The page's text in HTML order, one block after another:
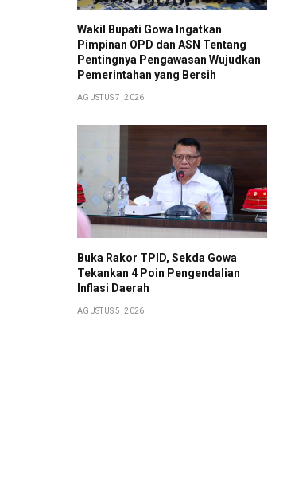
Wakil Bupati Gowa Ingatkan
Pimpinan OPD dan ASN Tentang
Pentingnya Pengawasan Wujudkan
Pemerintahan yang Bersih
AGUSTUS 7, 2026
Buka Rakor TPID, Sekda Gowa
Tekankan 4 Poin Pengendalian
Inflasi Daerah
AGUSTUS 5, 2026